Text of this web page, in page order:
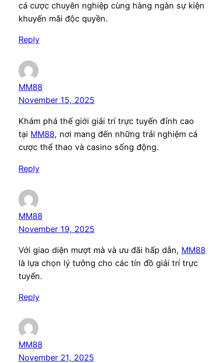
cá cược chuyên nghiệp cùng hàng ngàn sự kiện
khuyến mãi độc quyền.
Reply
MM88
November 15, 2025
Khám phá thế giới giải trí trực tuyến đỉnh cao
tại MM88, nơi mang đến những trải nghiệm cá
cược thể thao và casino sống động.
Reply
MM88
November 19, 2025
Với giao diện mượt mà và ưu đãi hấp dẫn, MM88
là lựa chọn lý tưởng cho các tín đồ giải trí trực
tuyến.
Reply
MM88
November 21, 2025